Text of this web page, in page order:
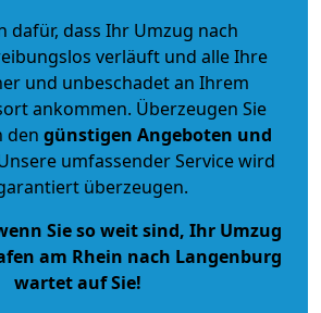
dafür, dass Ihr Umzug nach
verläuft und alle Ihre
und unbeschadet an Ihrem
ankommen. Überzeugen Sie
den günstigen Angeboten und
umfassender Service wird
überzeugen.
Sie so weit sind, Ihr Umzug
am Rhein nach Langenburg
wartet auf Sie!